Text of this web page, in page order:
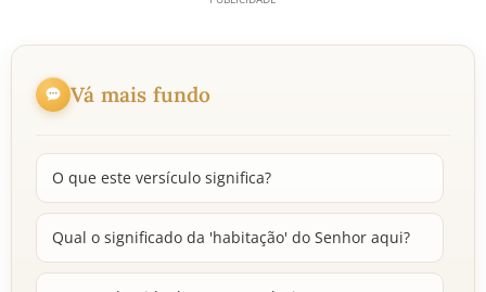
Vá mais fundo
O que este versículo significa?
Qual o significado da 'habitação' do Senhor aqui?